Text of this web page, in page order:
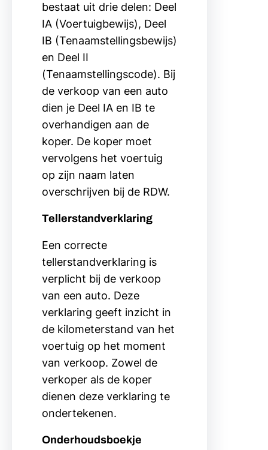
bestaat uit drie delen: Deel
IA (Voertuigbewijs), Deel
IB (Tenaamstellingsbewijs)
en Deel II
(Tenaamstellingscode). Bij
de verkoop van een auto
dien je Deel IA en IB te
overhandigen aan de
koper. De koper moet
vervolgens het voertuig
op zijn naam laten
overschrijven bij de RDW.
Tellerstandverklaring
Een correcte
tellerstandverklaring is
verplicht bij de verkoop
van een auto. Deze
verklaring geeft inzicht in
de kilometerstand van het
voertuig op het moment
van verkoop. Zowel de
verkoper als de koper
dienen deze verklaring te
ondertekenen.
Onderhoudsboekje